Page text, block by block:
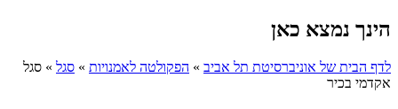
הינך נמצא כאן
לדף הבית של אוניברסיטת תל אביב » הפקולטה לאמנויות » סגל » סגל
אקדמי בכיר